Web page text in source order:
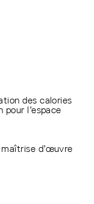
des calories
l’espace
d’œuvre